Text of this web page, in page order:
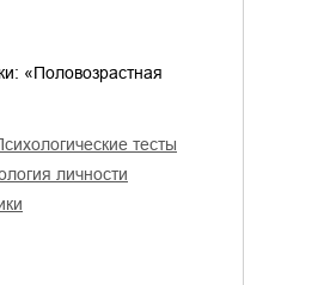
«Половозрастная
психологические тесты
личности